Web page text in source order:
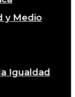
y Medio
Igualdad